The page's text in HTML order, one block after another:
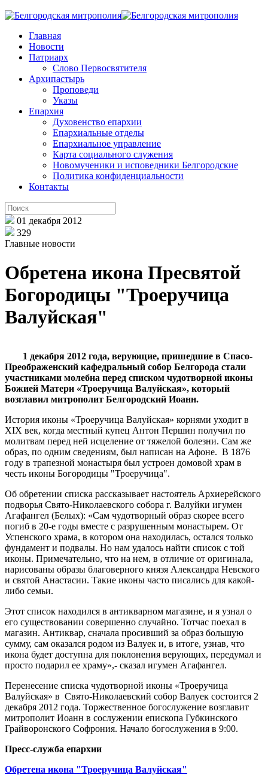
Главная
Новости
Патриарх
Слово Первосвятителя
Архипастырь
Проповеди
Указы
Епархия
Духовенство епархии
Епархиальные отделы
Епархиальное управление
Карта социального служения
Новомученики и исповедники Белгородские
Политика конфиденциальности
Контакты
01 декабря 2012
329
Главные новости
Обретена икона Пресвятой
Богородицы "Троеручица
Валуйская"
1 декабря 2012 года, верующие, пришедшие в Спасо-
Преображенский кафедральный собор Белгорода стали
участниками молебна перед списком чудотворной иконы
Божией Матери «Троеручица Валуйская», который
возглавил митрополит Белгородский Иоанн.
История иконы «Троеручица Валуйская» корнями уходит в
XIX век, когда местный купец Антон Першин получил по
молитвам перед ней исцеление от тяжелой болезни. Сам же
образ, по одним сведениям, был написан на Афоне. В 1876
году в трапезной монастыря был устроен домовой храм в
честь иконы Богородицы "Троеручица".
Об обретении списка рассказывает настоятель Архиерейского
подворья Свято-Николаевского собора г. Валуйки игумен
Агафангел (Белых): «Сам чудотворный образ скорее всего
погиб в 20-е годы вместе с разрушенным монастырем. От
Успенского храма, в котором она находилась, остался только
фундамент и подвалы. Но нам удалось найти список с той
иконы. Примечательно, что на нем, в отличие от оригинала,
нарисованы образы благоверного князя Александра Невского
и святой Анастасии. Такие иконы часто писались для какой-
либо семьи.
Этот список находился в антикварном магазине, и я узнал о
его существовании совершенно случайно. Тотчас поехал в
магазин. Антиквар, сначала просивший за образ большую
сумму, сам оказался родом из Валуек и, в итоге, узнав, что
икона будет доступна для поклонения верующих, передумал и
просто подарил ее храму»,- сказал игумен Агафангел.
Перенесение списка чудотворной иконы «Троеручица
Валуйская» в Свято-Николаевский собор Валуек состоится 2
декабря 2012 года. Торжественное богослужение возглавит
митрополит Иоанн в сослужении епископа Губкинского
Грайворонского Софрония. Начало богослужения в 9:00.
Пресс-служба епархии
Обретена икона "Троеручица Валуйская"